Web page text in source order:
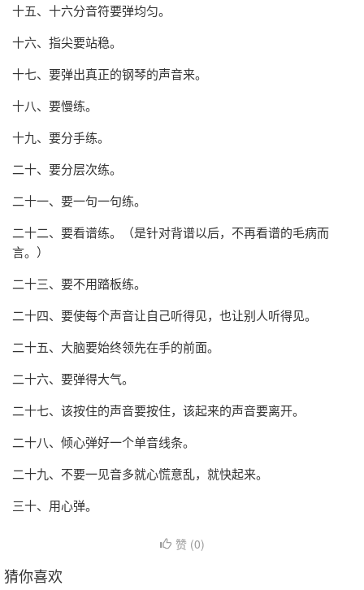
十五、十六分音符要弹均匀。
十六、指尖要站稳。
十七、要弹出真正的钢琴的声音来。
十八、要慢练。
十九、要分手练。
二十、要分层次练。
二十一、要一句一句练。
二十二、要看谱练。（是针对背谱以后，不再看谱的毛病而
言。）
二十三、要不用踏板练。
二十四、要使每个声音让自己听得见，也让别人听得见。
二十五、大脑要始终领先在手的前面。
二十六、要弹得大气。
二十七、该按住的声音要按住，该起来的声音要离开。
二十八、倾心弹好一个单音线条。
二十九、不要一见音多就心慌意乱，就快起来。
三十、用心弹。
赞 (0)
猜你喜欢